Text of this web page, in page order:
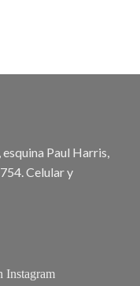
Paul Harris,
Celular y
Instagram